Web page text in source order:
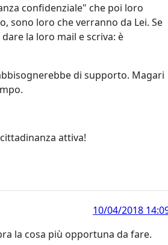
confidenziale" che poi loro
sono loro che verranno da Lei. Se
la loro mail e scriva: è
di supporto. Magari
attiva!
10/04/2018
la cosa più opportuna da fare.